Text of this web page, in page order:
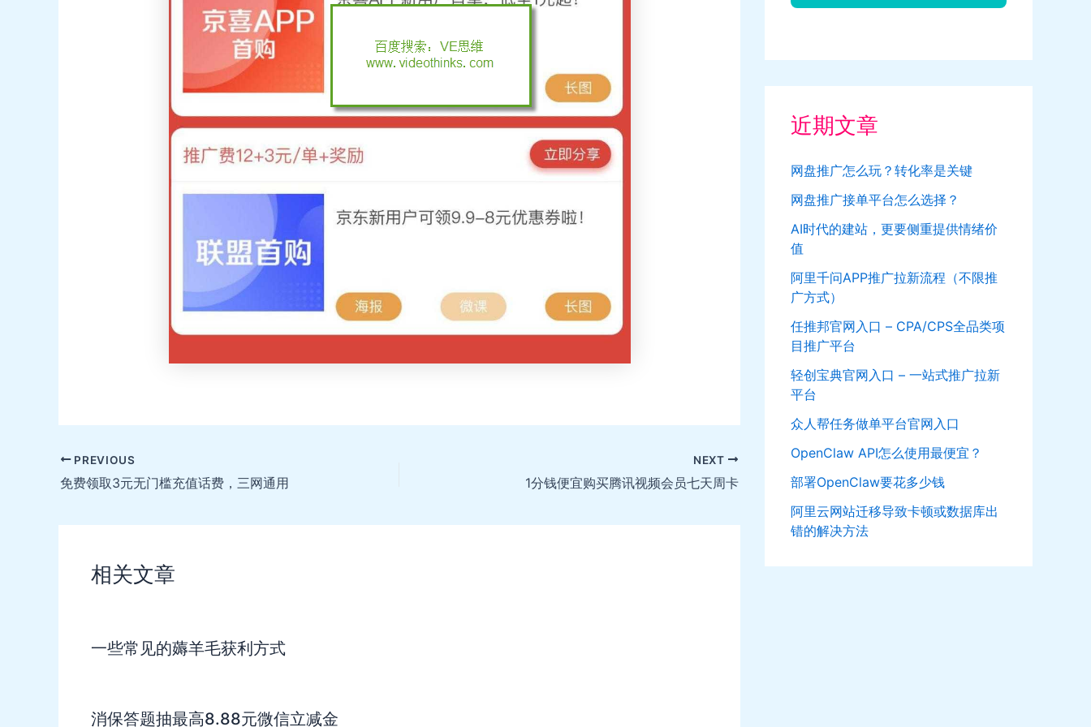
Post
navigation
PREVIOUS
免费领取3元无门槛充值话费，三网通用
NEXT
1分钱便宜购买腾讯视频会员七天周卡
相关文章
一些常见的薅羊毛获利方式
消保答题抽最高8.88元微信立减金
近期文章
网盘推广怎么玩？转化率是关键
网盘推广接单平台怎么选择？
AI时代的建站，更要侧重提供情绪价
值
阿里千问APP推广拉新流程（不限推
广方式）
任推邦官网入口 – CPA/CPS全品类项
目推广平台
轻创宝典官网入口 – 一站式推广拉新
平台
众人帮任务做单平台官网入口
OpenClaw API怎么使用最便宜？
部署OpenClaw要花多少钱
阿里云网站迁移导致卡顿或数据库出
错的解决方法